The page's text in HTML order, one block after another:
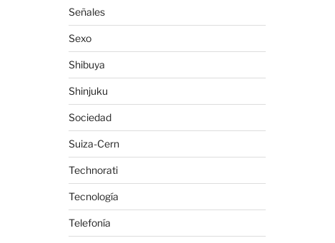
Señales
Sexo
Shibuya
Shinjuku
Sociedad
Suiza-Cern
Technorati
Tecnología
Telefonía